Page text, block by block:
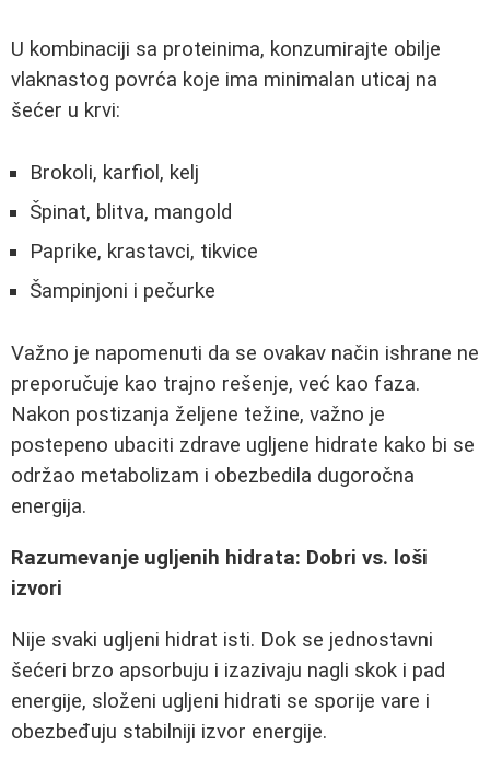
U kombinaciji sa proteinima, konzumirajte obilje
vlaknastog povrća koje ima minimalan uticaj na
šećer u krvi:
Brokoli, karfiol, kelj
Špinat, blitva, mangold
Paprike, krastavci, tikvice
Šampinjoni i pečurke
Važno je napomenuti da se ovakav način ishrane ne
preporučuje kao trajno rešenje, već kao faza.
Nakon postizanja željene težine, važno je
postepeno ubaciti zdrave ugljene hidrate kako bi se
održao metabolizam i obezbedila dugoročna
energija.
Razumevanje ugljenih hidrata: Dobri vs. loši
izvori
Nije svaki ugljeni hidrat isti. Dok se jednostavni
šećeri brzo apsorbuju i izazivaju nagli skok i pad
energije, složeni ugljeni hidrati se sporije vare i
obezbeđuju stabilniji izvor energije.